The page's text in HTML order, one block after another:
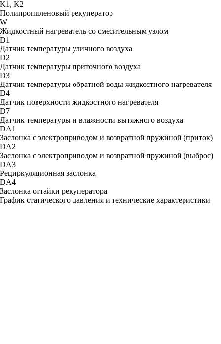
K1, K2
Полипропиленовый рекуператор
W
Жидкостный нагреватель со смесительным узлом
D1
Датчик температуры уличного воздуха
D2
Датчик температуры приточного воздуха
D3
Датчик температуры обратной воды жидкостного нагревателя
D4
Датчик поверхности жидкостного нагревателя
D7
Датчик температуры и влажности вытяжного воздуха
DA1
Заслонка с электроприводом и возвратной пружиной (приток)
DA2
Заслонка с электроприводом и возвратной пружиной (выброс)
DA3
Рециркуляционная заслонка
DА4
Заслонка оттайки рекуператора
График статического давления и технические характеристики